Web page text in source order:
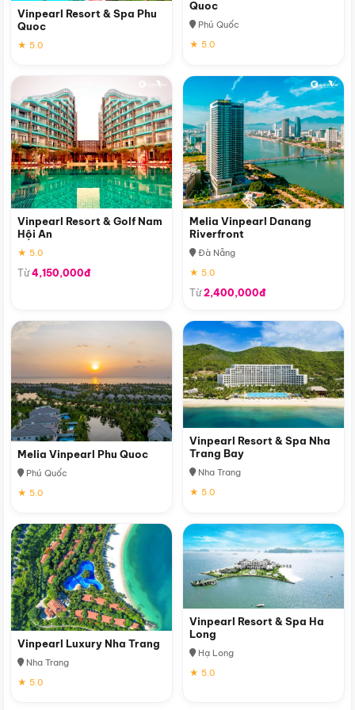
Vinpearl Resort & Spa Phu
Quoc
★ 5.0
Quoc
Phú Quốc
★ 5.0
Vinpearl Resort & Golf Nam
Hội An
★ 5.0
Từ4,150,000đ
Melia Vinpearl Danang
Riverfront
Đà Nẵng
★ 5.0
Từ2,400,000đ
Melia Vinpearl Phu Quoc
Phú Quốc
★ 5.0
Vinpearl Resort & Spa Nha
Trang Bay
Nha Trang
★ 5.0
Vinpearl Luxury Nha Trang
Nha Trang
★ 5.0
Vinpearl Resort & Spa Ha
Long
Hạ Long
★ 5.0